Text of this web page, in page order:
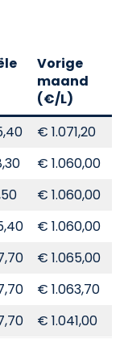
Vorige
maand
(€/L)
€ 1.071,20
€ 1.060,00
€ 1.060,00
€ 1.060,00
€ 1.065,00
€ 1.063,70
€ 1.041,00